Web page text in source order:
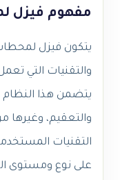
مفهوم فيزل
يتكون فيزل
والتقنيات التي
يتضمن هذا النظام
والتعقيم، وغيرها
التقنيات
على نوع ومستوى